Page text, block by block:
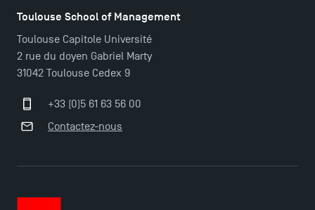
Toulouse School of Management
Toulouse Capitole Université
2 rue du doyen Gabriel Marty
31042 Toulouse Cedex 9
+33 (0)5 61 63 56 00
Contactez-nous